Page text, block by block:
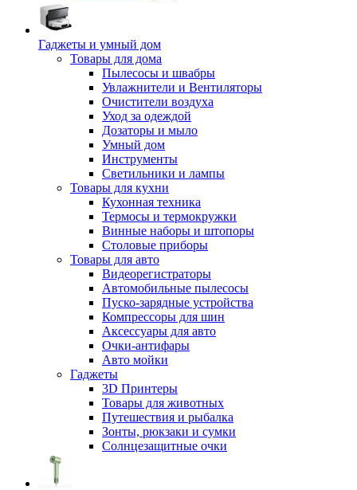
Гаджеты и умный дом
Товары для дома
Пылесосы и швабры
Увлажнители и Вентиляторы
Очистители воздуха
Уход за одеждой
Дозаторы и мыло
Умный дом
Инструменты
Светильники и лампы
Товары для кухни
Кухонная техника
Термосы и термокружки
Винные наборы и штопоры
Столовые приборы
Товары для авто
Видеорегистраторы
Автомобильные пылесосы
Пуско-зарядные устройства
Компрессоры для шин
Аксессуары для авто
Очки-антифары
Авто мойки
Гаджеты
3D Принтеры
Товары для животных
Путешествия и рыбалка
Зонты, рюкзаки и сумки
Солнцезащитные очки